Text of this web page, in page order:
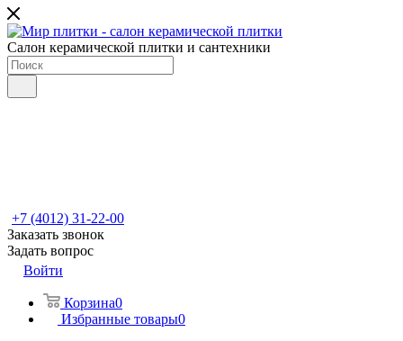
Салон керамической плитки и сантехники
+7 (4012) 31-22-00
Заказать звонок
Задать вопрос
Войти
Корзина0
Избранные товары0